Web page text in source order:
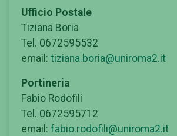
Ufficio Postale
Tiziana Boria
Tel. 0672595532
email: tiziana.boria@uniroma2.it
Portineria
Fabio Rodofili
Tel. 0672595712
email: fabio.rodofili@uniroma2.it